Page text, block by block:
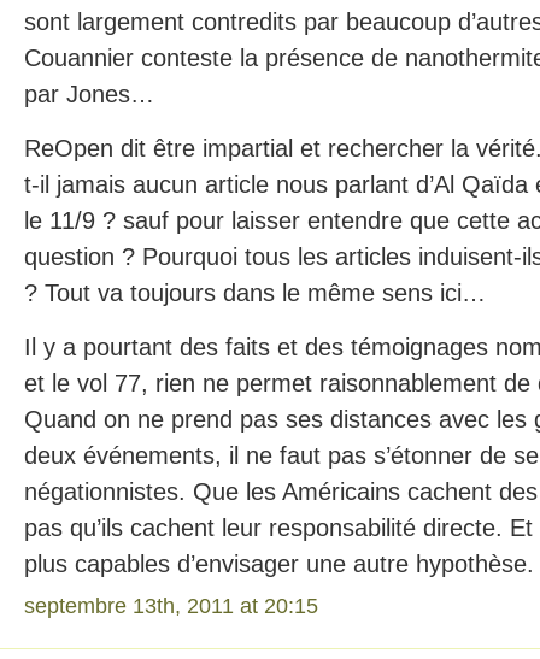
sont largement contredits par beaucoup
Couannier conteste la présence de
par Jones…
ReOpen dit être impartial et rechercher la
t-il jamais aucun article nous parlant d’Al
le 11/9 ? sauf pour laisser entendre que cette
question ? Pourquoi tous les articles induisent-
? Tout va toujours dans le même sens ici…
Il y a pourtant des faits et des témoignages
et le vol 77, rien ne permet raisonnablement
Quand on ne prend pas ses distances avec les
deux événements, il ne faut pas s’étonner de
négationnistes. Que les Américains cachent
pas qu’ils cachent leur responsabilité directe.
plus capables d’envisager une autre hypothèse.
septembre 13th, 2011 at 20:15